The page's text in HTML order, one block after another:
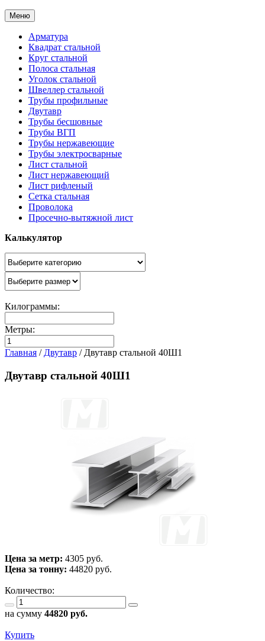
Меню
Арматура
Квадрат стальной
Круг стальной
Полоса стальная
Уголок стальной
Швеллер стальной
Трубы профильные
Двутавр
Трубы бесшовные
Трубы ВГП
Трубы нержавеющие
Трубы электросварные
Лист стальной
Лист нержавеющий
Лист рифленый
Сетка стальная
Проволока
Просечно-вытяжной лист
Калькулятор
Килограммы:
Метры:
Главная / Двутавр / Двутавр стальной 40Ш1
Двутавр стальной 40Ш1
Цена за метр: 4305 руб.
Цена за тонну: 44820 руб.
Количество:
на сумму 44820 руб.
Купить